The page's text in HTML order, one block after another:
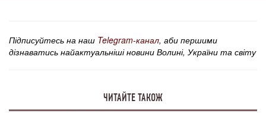
Підписуйтесь на наш Telegram-канал, аби першими
дізнаватись найактуальніші новини Волині, України та світу
ЧИТАЙТЕ ТАКОЖ